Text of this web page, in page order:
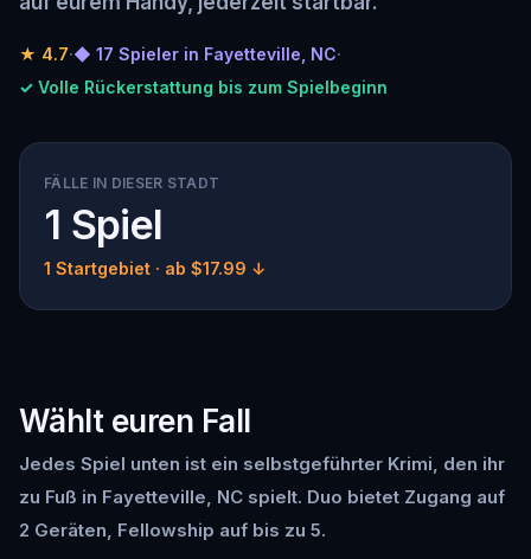
★ 4.7·◆ 17 Spieler in Fayetteville, NC·
✓ Volle Rückerstattung bis zum Spielbeginn
FÄLLE IN DIESER STADT
1 Spiel
1 Startgebiet · ab $17.99 ↓
Wählt euren Fall
Jedes Spiel unten ist ein selbstgeführter Krimi, den ihr
zu Fuß in Fayetteville, NC spielt. Duo bietet Zugang auf
2 Geräten, Fellowship auf bis zu 5.